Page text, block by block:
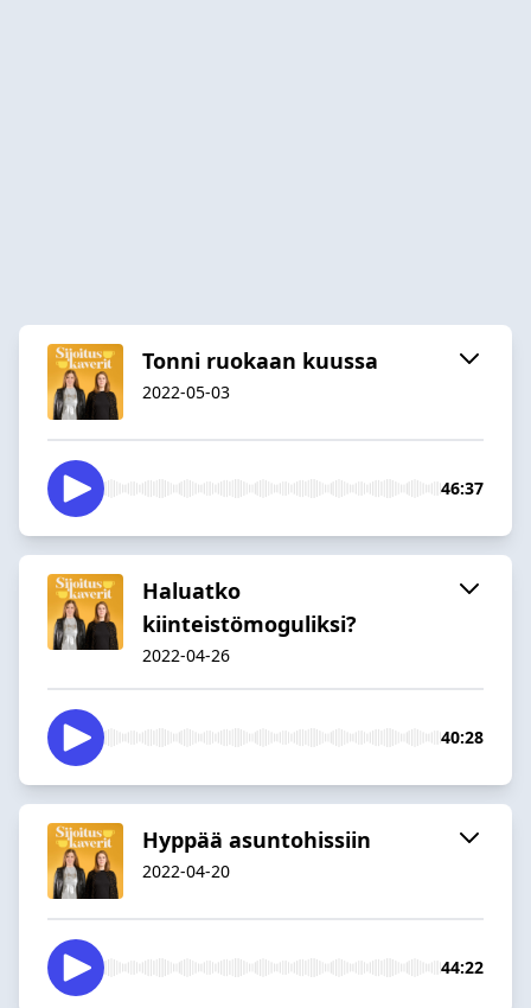
Tonni ruokaan kuussa
2022-05-03
46:37
Haluatko
kiinteistömoguliksi?
2022-04-26
40:28
Hyppää asuntohissiin
2022-04-20
44:22